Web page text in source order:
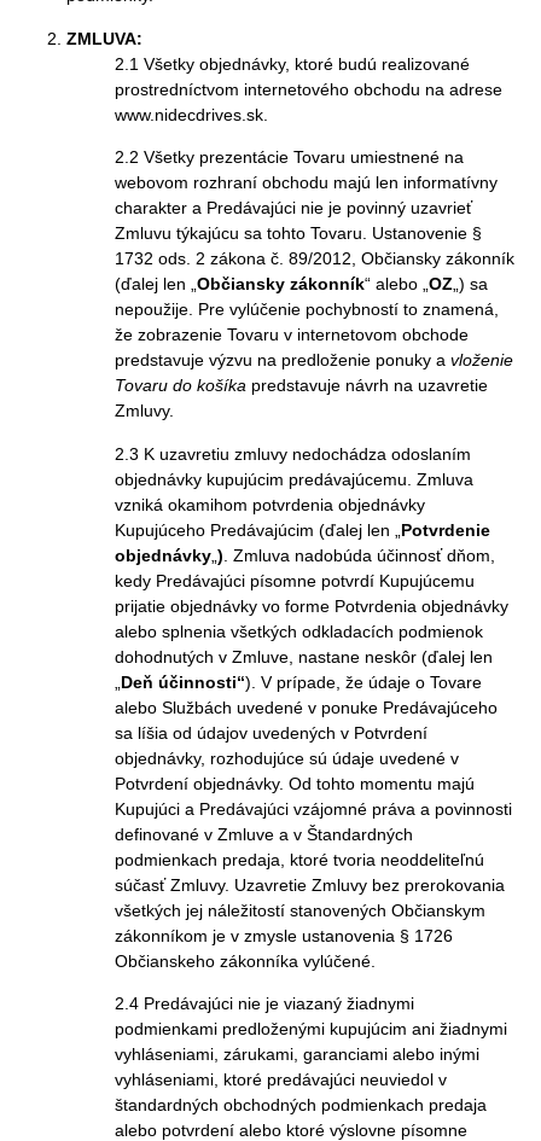
ZMLUVA:
2.1 Všetky objednávky, ktoré budú realizované
prostredníctvom internetového obchodu na adrese
www.nidecdrives.sk.
2.2 Všetky prezentácie Tovaru umiestnené na
webovom rozhraní obchodu majú len informatívny
charakter a Predávajúci nie je povinný uzavrieť
Zmluvu týkajúcu sa tohto Tovaru. Ustanovenie §
1732 ods. 2 zákona č. 89/2012, Občiansky zákonník
(ďalej len „ Občiansky zákonník“ alebo „ OZ „) sa
nepoužije. Pre vylúčenie pochybností to znamená,
že zobrazenie Tovaru v internetovom obchode
predstavuje výzvu na predloženie ponuky a vloženie
Tovaru do košíka predstavuje návrh na uzavretie
Zmluvy.
2.3 K uzavretiu zmluvy nedochádza odoslaním
objednávky kupujúcim predávajúcemu. Zmluva
vzniká okamihom potvrdenia objednávky
Kupujúceho Predávajúcim (ďalej len „ Potvrdenie
objednávky ) . Zmluva nadobúda účinnosť dňom,
kedy Predávajúci písomne potvrdí Kupujúcemu
prijatie objednávky vo forme Potvrdenia objednávky
alebo splnenia všetkých odkladacích podmienok
dohodnutých v Zmluve, nastane neskôr (ďalej len
Deň účinnosti“). V prípade, že údaje o Tovare
alebo Službách uvedené v ponuke Predávajúceho
sa líšia od údajov uvedených v Potvrdení
objednávky, rozhodujúce sú údaje uvedené v
Potvrdení objednávky. Od tohto momentu majú
Kupujúci a Predávajúci vzájomné práva a povinnosti
definované v Zmluve a v Štandardných
podmienkach predaja, ktoré tvoria neoddeliteľnú
súčasť Zmluvy. Uzavretie Zmluvy bez prerokovania
všetkých jej náležitostí stanovených Občianskym
zákonníkom je v zmysle ustanovenia § 1726
Občianskeho zákonníka vylúčené.
2.4 Predávajúci nie je viazaný žiadnymi
podmienkami predloženými kupujúcim ani žiadnymi
vyhláseniami, zárukami, garanciami alebo inými
vyhláseniami, ktoré predávajúci neuviedol v
štandardných obchodných podmienkach predaja
alebo potvrdení alebo ktoré výslovne písomne